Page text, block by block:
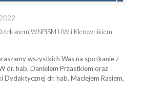
WNPiSM UW i Kierownikiem
wszystkich Was na spotkanie z
dr. hab. Danielem Przastkiem oraz
Dydaktycznej dr. hab. Maciejem Rasiem,